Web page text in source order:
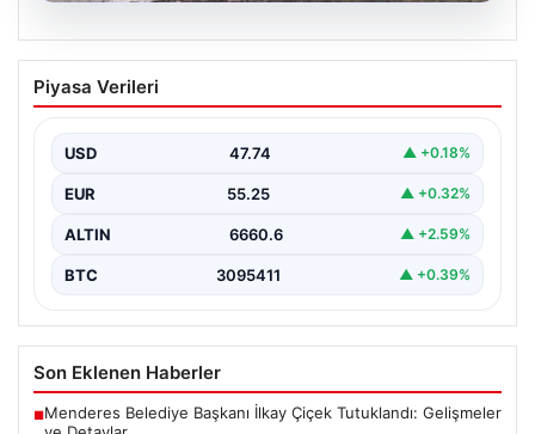
Yangın Söndürme Görevinden Dönen 4
Uçak Türkiye’ye Geldi
Akdeniz ülkelerini etkisi altına alan orman yangınlarıyla
mücadele…
Piyasa Verileri
USD 47.74 ▲ +0.18%
EUR 55.25 ▲ +0.32%
ALTIN 6660.6 ▲ +2.59%
BTC 3095411 ▲ +0.39%
Son Eklenen Haberler
■Menderes Belediye Başkanı İlkay Çiçek Tutuklandı: Gelişmeler